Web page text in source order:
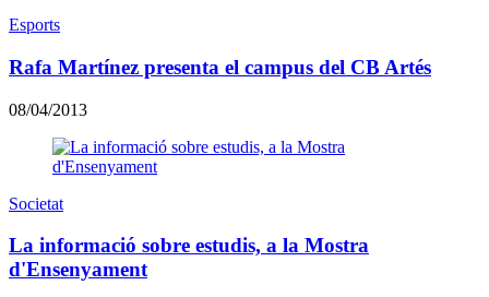
Esports
Rafa Martínez presenta el campus del CB Artés
08/04/2013
Societat
La informació sobre estudis, a la Mostra
d'Ensenyament